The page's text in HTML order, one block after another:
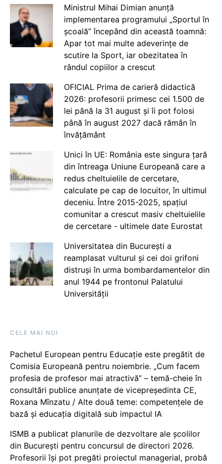
Ministrul Mihai Dimian anunță
implementarea programului „Sportul în
școală” începând din această toamnă:
Apar tot mai multe adeverințe de
scutire la Sport, iar obezitatea în
rândul copiilor a crescut
OFICIAL Prima de carieră didactică
2026: profesorii primesc cei 1.500 de
lei până la 31 august și îi pot folosi
până în august 2027 dacă rămân în
învățământ
Unici în UE: România este singura țară
din întreaga Uniune Europeană care a
redus cheltuielile de cercetare,
calculate pe cap de locuitor, în ultimul
deceniu. Între 2015-2025, spațiul
comunitar a crescut masiv cheltuielile
de cercetare - ultimele date Eurostat
Universitatea din București a
reamplasat vulturul și cei doi grifoni
distruși în urma bombardamentelor din
anul 1944 pe frontonul Palatului
Universității
CELE MAI NOI
Pachetul European pentru Educație este pregătit de
Comisia Europeană pentru noiembrie. „Cum facem
profesia de profesor mai atractivă” – temă-cheie în
consultări publice anunțate de vicepreședinta CE,
Roxana Mînzatu / Alte două teme: competențele de
bază și educația digitală sub impactul IA
ISMB a publicat planurile de dezvoltare ale școlilor
din București pentru concursul de directori 2026.
Profesorii își pot pregăti proiectul managerial, probă